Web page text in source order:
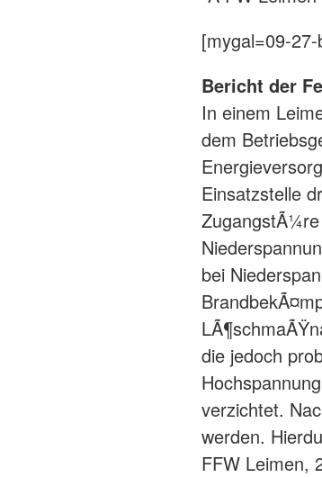
[mygal=09-
Bericht der
In einem
dem
Einsatzstelle
bei
die jedoch
verzichtet.
werden.
FFW Leimen,